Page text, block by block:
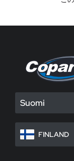
Suomi
FINLAND